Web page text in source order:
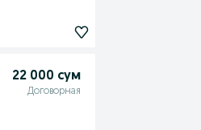
22 000 сум
Договорная